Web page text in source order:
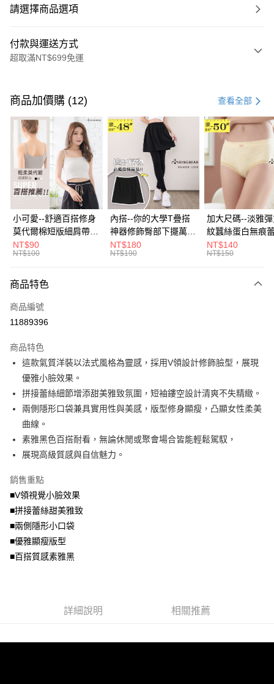
請選擇商品選項
付款與運送方式
超取滿NT$699免運
信用卡一次付款
超商取貨付款
LINE Pay
Apple Pay
街口支付
悠遊付
Google Pay
大哥付你分期
【大哥付你分期使用說明】
2.付款方式選擇「大哥付你分期」，訂單成立後會自動跳轉到大哥付的交易
流程，驗證手機門號後，選擇欲分期的期數、繳款截止日，確認付款後即完
3.實際核准額度、可分期數及費用金額請依後續交易確認頁面所載為準。
4.訂單成立30分鐘內，如未前往確認交易或遇審核未通過，訂單將自動取
消。如遇「轉專審核」未通過狀況，表示未達大哥付你分期系統評分，恕無
法說明評估內容。
1.分期款項不併入電信帳單，「大哥付你分期」於每月結算日後寄送繳費提
醒簡訊。
2.透過簡訊連結打開帳單後，可選擇「超商條碼／台灣大直營門市／銀行轉
帳／街口支付／iPASS MONEY」等通路繳費。
【注意事項】
用戶於交易時，得透過本服務購買商品或服務，並由商店將買賣／分期付款
買賣價金債權讓與本公司後，依約使用本公司帳單繳交帳款。
2.基於同意付款使用「大哥付你分期」之契約關係目的，商店將以您的個人
資料（包含姓名、電話或地址）提供予台灣大哥大進項蒐集、處理及利用，
3.完整用戶服務條款，請詳閱以下連結：
運送方式
全家取貨付款
每筆NT$70，滿NT$699(含以上)免運費
付款後全家取貨
7-11取貨付款
每筆NT$70，滿NT$799(含以上)免運費
每筆NT$70，滿NT$699(含以上)免運費
每筆NT$100，滿NT$1,000(含以上)免運費
商品加價購 (12) 查看全部
小可愛--舒適百搭修身
莫代爾棉短版細肩帶素
色背心(白.黑.灰L-2L)-
U582眼圈熊中大尺碼
NT$90
NT$100
內搭--你的大學T疊搭
神器修飾臀部下擺萬用
內搭裙/遮臀裙(黑2L-
6L)-Q155眼圈熊中大
NT$180
NT$190
加大尺碼--淡雅
紋蠶絲蛋白無痕
角內褲(白.粉.藍.
3L)-L28眼圈熊中
NT$140
NT$150
商品特色
商品編號
11889396
商品特色
這款氣質洋裝以法式風格為靈感，採用V領設計修飾臉型，展現
優雅小臉效果。
拼接蕾絲細節增添甜美雅致氛圍，短袖鏤空設計清爽不失精緻。
兩側隱形口袋兼具實用性與美感，版型修身顯瘦，凸顯女性柔美
曲線。
素雅黑色百搭耐看，無論休閒或聚會場合皆能輕鬆駕馭，
展現高級質感與自信魅力。
銷售重點
■V領視覺小臉效果
■拼接蕾絲甜美雅致
■兩側隱形小口袋
■優雅顯瘦版型
■百搭質感素雅黑
詳細說明 相關推薦